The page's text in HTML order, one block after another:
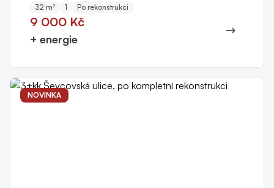
32 m² 1 Po rekonstrukci
9 000 Kč
+ energie
NOVINKA